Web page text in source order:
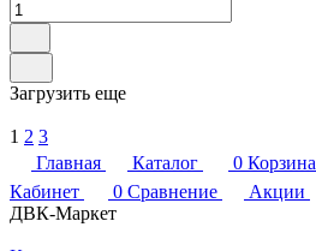
Загрузить еще
1 2 3
Главная
Каталог 0 Корзина
Кабинет
0 Сравнение Акции
ДВК-Маркет